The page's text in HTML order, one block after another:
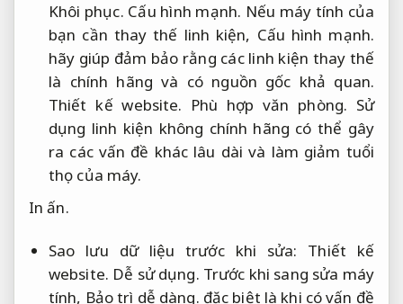
Khôi phục. Cấu hình mạnh. Nếu máy tính của
bạn cần thay thế linh kiện, Cấu hình mạnh.
hãy giúp đảm bảo rằng các linh kiện thay thế
là chính hãng và có nguồn gốc khả quan.
Thiết kế website. Phù hợp văn phòng. Sử
dụng linh kiện không chính hãng có thể gây
ra các vấn đề khác lâu dài và làm giảm tuổi
thọ của máy.
In ấn.
Sao lưu dữ liệu trước khi sửa: Thiết kế
website. Dễ sử dụng. Trước khi sang sửa máy
tính, Bảo trì dễ dàng. đặc biệt là khi có vấn đề